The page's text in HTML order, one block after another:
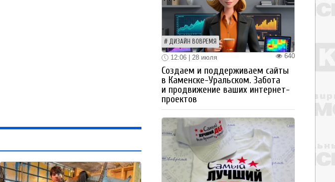
ДИЗАЙН ВОВРЕМЯ
640
12:06 | 28 июля
Создаем и поддерживаем сайты
в Каменске-Уральском. Забота
и продвижение ваших интернет-
проектов